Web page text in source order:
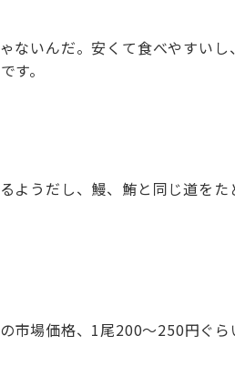
ないんだ。安くて食べやすいし
す。
ようだし、鰻、鮪と同じ道を
市場価格、1尾200～250円ぐら